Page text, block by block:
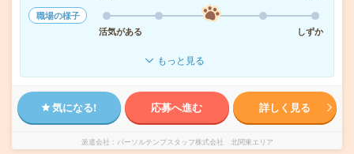
職場の様子
活気がある
しずか
もっと見る
気になる! 応募へ進む 詳しく見る
派遣会社 パーソルテンプスタッフ株式会社 北関東エリア